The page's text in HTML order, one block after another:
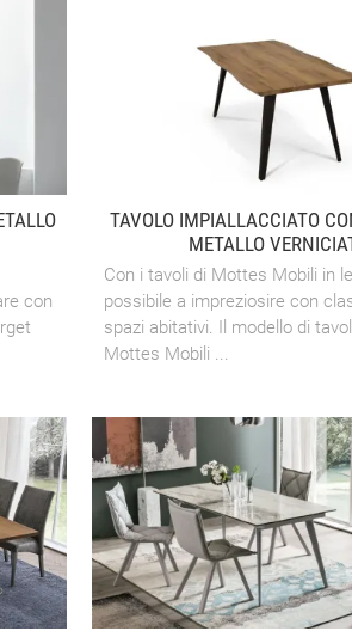
con
TAVOLO IMPIALLACCIATO
METALLO
Con i tavoli di Mottes Mobili in
possibile a impreziosire con
spazi abitativi. Il modello di
Mottes Mobili ...